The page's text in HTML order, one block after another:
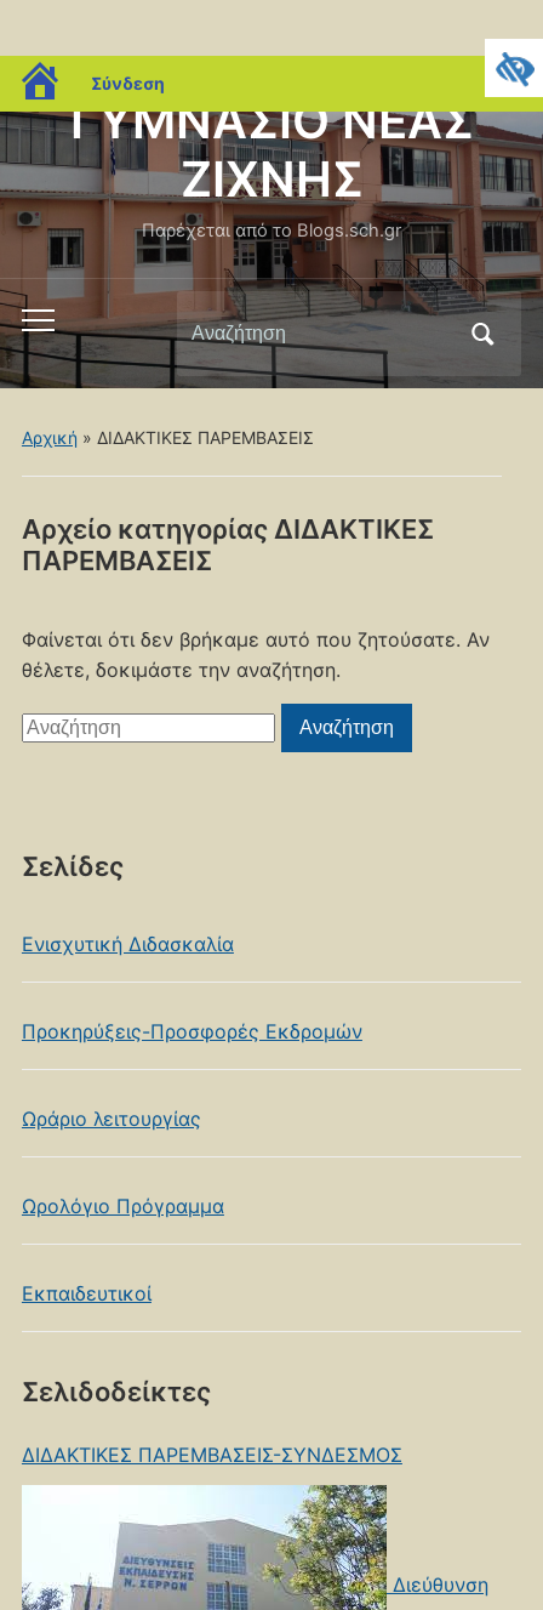
blogs.sch.gr
Σύνδεση
ΓΥΜΝΑΣΙΟ ΝΕΑΣ
ΖΙΧΝΗΣ
Παρέχεται από το Blogs.sch.gr
Εναλλαγή
του
μενού
για
Αναζήτηση
για:
Αρχική » ΔΙΔΑΚΤΙΚΕΣ ΠΑΡΕΜΒΑΣΕΙΣ
Αρχείο κατηγορίας ΔΙΔΑΚΤΙΚΕΣ
ΠΑΡΕΜΒΑΣΕΙΣ
Φαίνεται ότι δεν βρήκαμε αυτό που ζητούσατε. Αν
θέλετε, δοκιμάστε την αναζήτηση.
Αναζήτηση
για:
Αναζήτηση
Σελίδες
Ενισχυτική Διδασκαλία
Προκηρύξεις-Προσφορές Εκδρομών
Ωράριο λειτουργίας
Ωρολόγιο Πρόγραμμα
Εκπαιδευτικοί
Σελιδοδείκτες
ΔΙΔΑΚΤΙΚΕΣ ΠΑΡΕΜΒΑΣΕΙΣ-ΣΥΝΔΕΣΜΟΣ
Διεύθυνση